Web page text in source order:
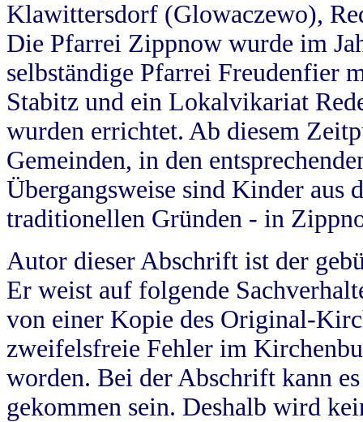
Klawittersdorf (Glowaczewo),
Die Pfarrei Zippnow wurde im
selbständige Pfarrei Freudenfier
Stabitz und ein Lokalvikariat
wurden errichtet. Ab diesem
Gemeinden, in den
Übergangsweise sind Kinder aus
traditionellen Gründen - in
Autor dieser Abschrift ist der
Er weist auf folgende
von einer Kopie des Original-
zweifelsfreie Fehler im
worden. Bei der Abschrift kann
gekommen sein. Deshalb wird